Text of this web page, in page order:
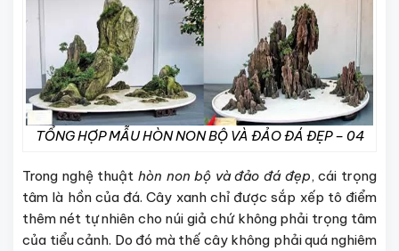
TỔNG HỢP MẪU HÒN NON BỘ VÀ ĐẢO ĐÁ ĐẸP – 04
Trong nghệ thuật hòn non bộ và đảo đá đẹp, cái trọng
tâm là hồn của đá. Cây xanh chỉ được sắp xếp tô điểm
thêm nét tự nhiên cho núi giả chứ không phải trọng tâm
của tiểu cảnh. Do đó mà thế cây không phải quá nghiêm